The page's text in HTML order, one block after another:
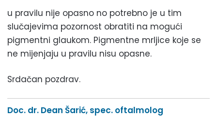
u pravilu nije opasno no potrebno je u tim
slučajevima pozornost obratiti na mogući
pigmentni glaukom. Pigmentne mrljice koje se
ne mijenjaju u pravilu nisu opasne.
Srdačan pozdrav.
Doc. dr. Dean Šarić, spec. oftalmolog